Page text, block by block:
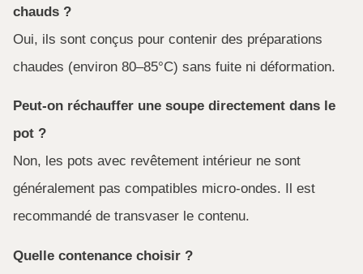
chauds ?
Oui, ils sont conçus pour contenir des préparations
chaudes (environ 80–85°C) sans fuite ni déformation.
Peut-on réchauffer une soupe directement dans le
pot ?
Non, les pots avec revêtement intérieur ne sont
généralement pas compatibles micro-ondes. Il est
recommandé de transvaser le contenu.
Quelle contenance choisir ?